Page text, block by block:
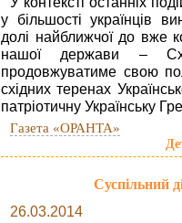
у більшості українців
долі найближчої до вже
нашої держави –
продовжуватиме свою
східних теренах
патріотичну Українську
Газета «ОРАНТА»
Суспільний
26.03.2014